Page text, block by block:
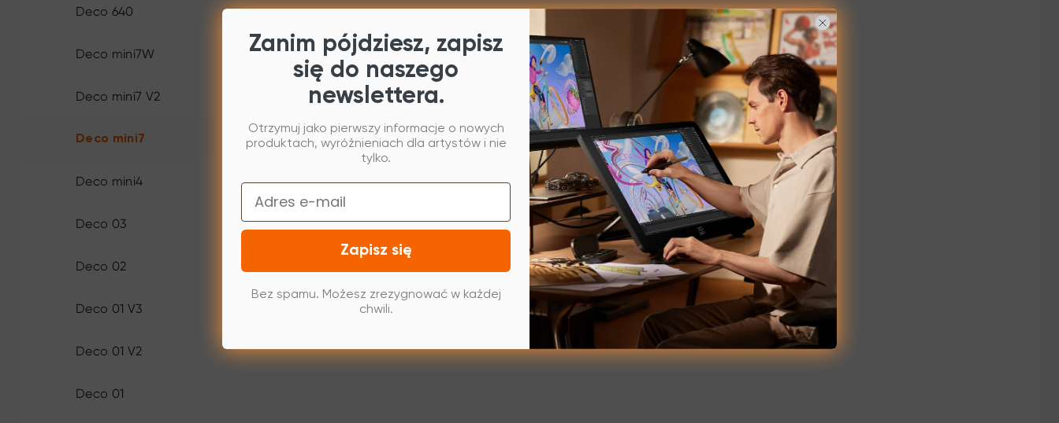
Deco 640
Deco mini7W
Deco mini7 V2
Deco mini7
Deco mini4
Deco 03
Deco 02
Deco 01 V3
Deco 01 V2
Deco 01
Zanim pójdziesz, zapisz
się do naszego
newslettera.
Otrzymuj jako pierwszy informacje o nowych
produktach, wyróżnieniach dla artystów i nie
tylko.
Email
Zapisz się
Bez spamu. Możesz zrezygnować w każdej
chwili.